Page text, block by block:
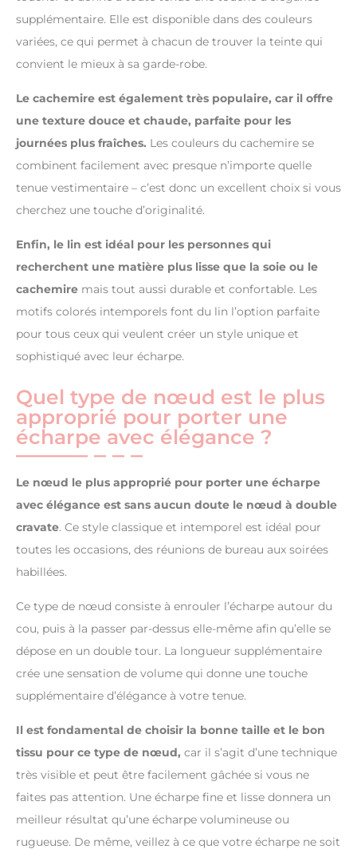
supplémentaire. Elle est disponible dans des couleurs
variées, ce qui permet à chacun de trouver la teinte qui
convient le mieux à sa garde-robe.
Le cachemire est également très populaire, car il offre
une texture douce et chaude, parfaite pour les
journées plus fraîches. Les couleurs du cachemire se
combinent facilement avec presque n’importe quelle
tenue vestimentaire – c’est donc un excellent choix si vous
cherchez une touche d’originalité.
Enfin, le lin est idéal pour les personnes qui
recherchent une matière plus lisse que la soie ou le
cachemire mais tout aussi durable et confortable. Les
motifs colorés intemporels font du lin l’option parfaite
pour tous ceux qui veulent créer un style unique et
sophistiqué avec leur écharpe.
Quel type de nœud est le plus
approprié pour porter une
écharpe avec élégance ?
Le nœud le plus approprié pour porter une écharpe
avec élégance est sans aucun doute le nœud à double
cravate. Ce style classique et intemporel est idéal pour
toutes les occasions, des réunions de bureau aux soirées
habillées.
Ce type de nœud consiste à enrouler l’écharpe autour du
cou, puis à la passer par-dessus elle-même afin qu’elle se
dépose en un double tour. La longueur supplémentaire
crée une sensation de volume qui donne une touche
supplémentaire d’élégance à votre tenue.
Il est fondamental de choisir la bonne taille et le bon
tissu pour ce type de nœud, car il s’agit d’une technique
très visible et peut être facilement gâchée si vous ne
faites pas attention. Une écharpe fine et lisse donnera un
meilleur résultat qu’une écharpe volumineuse ou
rugueuse. De même, veillez à ce que votre écharpe ne soit